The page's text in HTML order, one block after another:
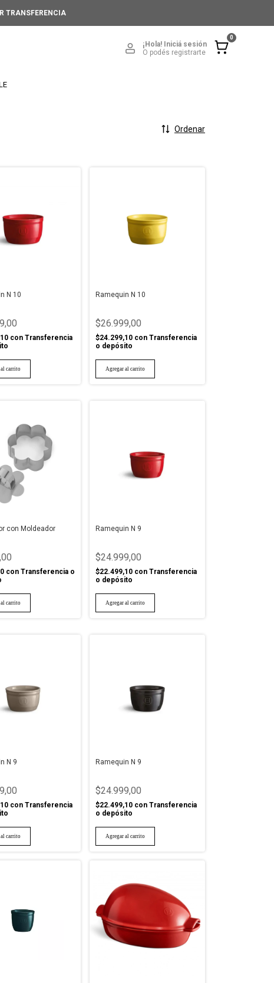
TRANSFERENCIA
¡Hola! Iniciá sesión
O podés registrarte
0
Ordenar
N 10
con Transferencia
Ramequin N 10
$26.999,00
$24.299,10 con Transferencia
o depósito
con Moldeador
con Transferencia o
Ramequin N 9
$24.999,00
$22.499,10 con Transferencia
o depósito
N 9
con Transferencia
Ramequin N 9
$24.999,00
$22.499,10 con Transferencia
o depósito